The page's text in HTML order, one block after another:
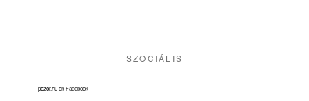
SZOCIÁLIS
pozor.huon Facebook